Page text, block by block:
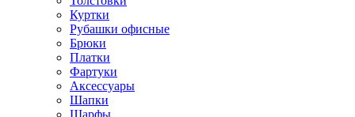
Куртки
Рубашки офисные
Брюки
Платки
Фартуки
Аксессуары
Шапки
Шарфы